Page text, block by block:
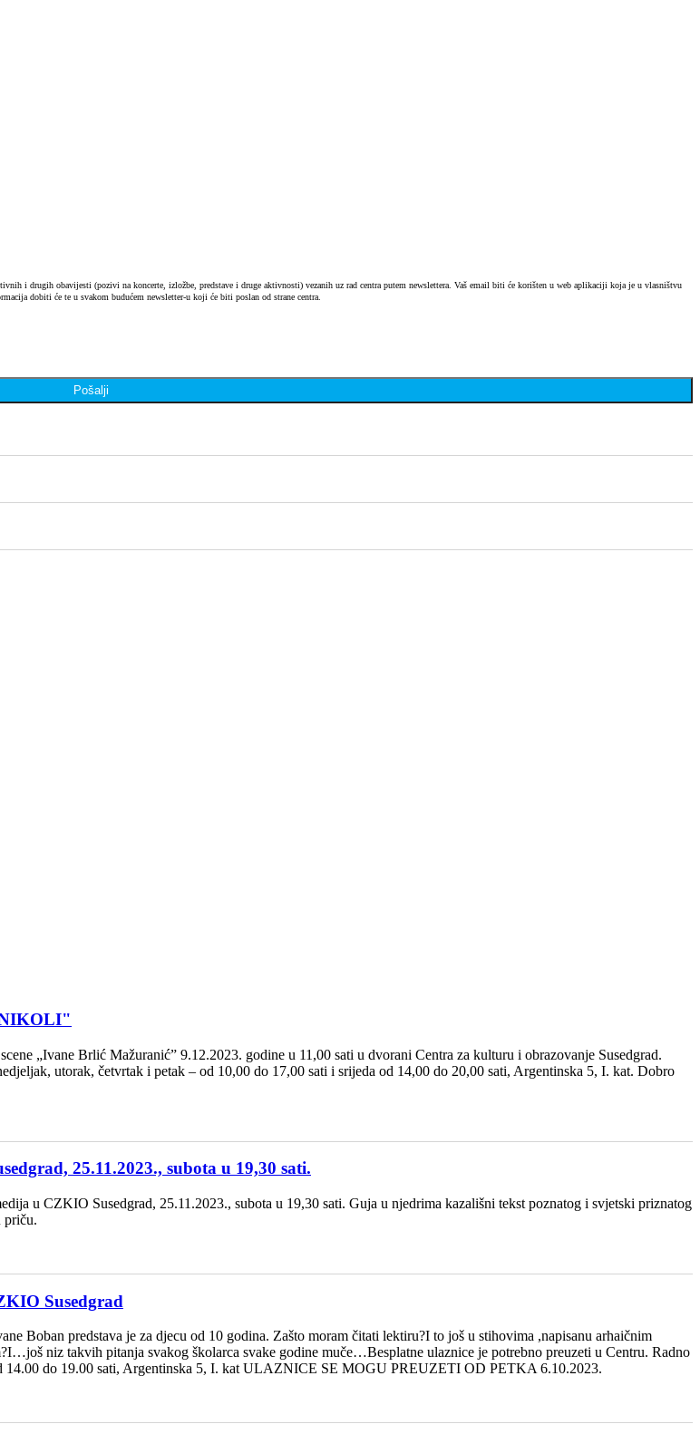
i drugih obavijesti (pozivi na koncerte, izložbe, predstave i druge aktivnosti) vezanih uz rad centra putem newslettera. Vaš email biti će korišten u web aplikaciji koja je u vlasništvu
dobiti će te u svakom budućem newsletter-u koji će biti poslan od strane centra.
NIKOLI"
„Ivane Brlić Mažuranić” 9.12.2023. godine u 11,00 sati u dvorani Centra za kulturu i obrazovanje Susedgrad.
utorak, četvrtak i petak – od 10,00 do 17,00 sati i srijeda od 14,00 do 20,00 sati, Argentinska 5, I. kat. Dobro
25.11.2023., subota u 19,30 sati.
u CZKIO Susedgrad, 25.11.2023., subota u 19,30 sati. Guja u njedrima kazališni tekst poznatog i svjetski priznatog
priču.
Susedgrad
Boban predstava je za djecu od 10 godina. Zašto moram čitati lektiru?I to još u stihovima ,napisanu arhaičnim
niz takvih pitanja svakog školarca svake godine muče…Besplatne ulaznice je potrebno preuzeti u Centru. Radno
14.00 do 19.00 sati, Argentinska 5, I. kat ULAZNICE SE MOGU PREUZETI OD PETKA 6.10.2023.